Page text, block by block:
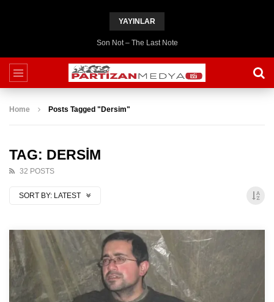
YAYINLAR
Son Not – The Last Note
Home Posts Tagged "Dersim"
TAG: DERSIM
32 POSTS
SORT BY: LATEST